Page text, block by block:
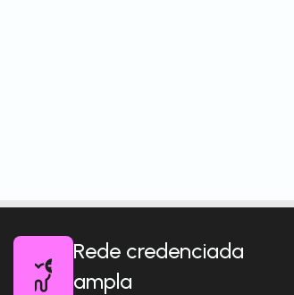
Rede credenciada
ampla